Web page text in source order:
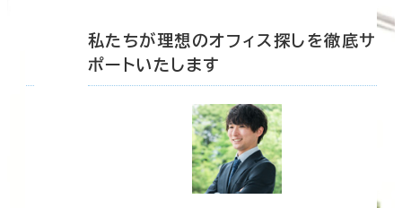
私たちが理想のオフィス探しを徹底サ
ポートいたします